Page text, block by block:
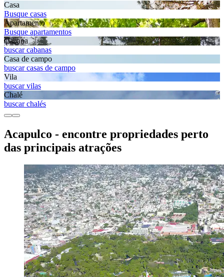
Casa
Busque casas
Apartamento
Busque apartamentos
Cabana
buscar cabanas
Casa de campo
buscar casas de campo
Vila
buscar vilas
Chalé
buscar chalés
Acapulco - encontre propriedades perto
das principais atrações